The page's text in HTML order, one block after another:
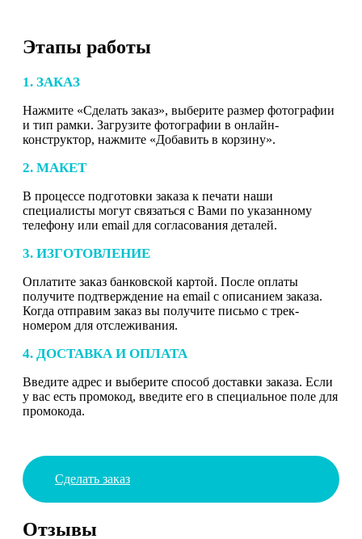
Этапы работы
1. ЗАКАЗ
Нажмите «Сделать заказ», выберите размер фотографии
и тип рамки. Загрузите фотографии в онлайн-
конструктор, нажмите «Добавить в корзину».
2. МАКЕТ
В процессе подготовки заказа к печати наши
специалисты могут связаться с Вами по указанному
телефону или email для согласования деталей.
3. ИЗГОТОВЛЕНИЕ
Оплатите заказ банковской картой. После оплаты
получите подтверждение на email с описанием заказа.
Когда отправим заказ вы получите письмо с трек-
номером для отслеживания.
4. ДОСТАВКА И ОПЛАТА
Введите адрес и выберите способ доставки заказа. Если
у вас есть промокод, введите его в специальное поле для
промокода.
Сделать заказ
Отзывы